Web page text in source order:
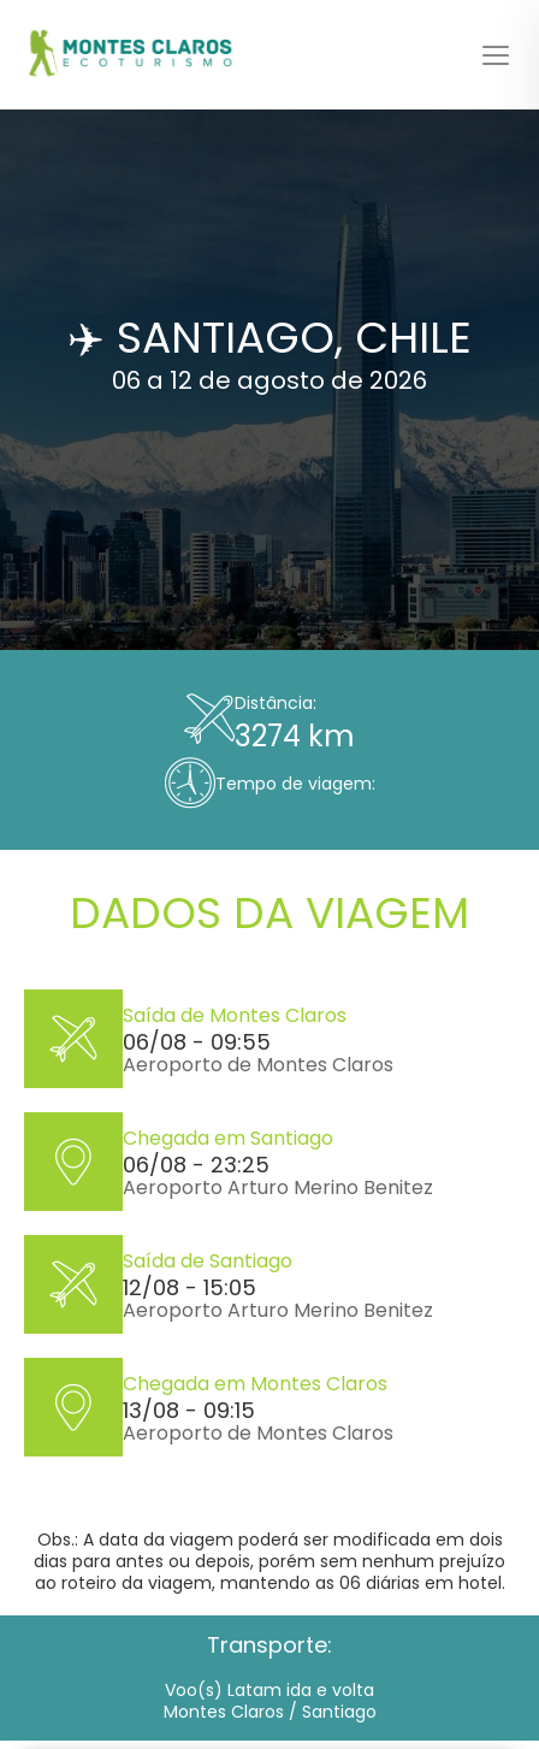
✈️ SANTIAGO, CHILE
06 a 12 de agosto de 2026
Distância:
3274 km
Tempo de viagem:
DADOS DA VIAGEM
Saída de Montes Claros
06/08 - 09:55
Aeroporto de Montes Claros
Chegada em Santiago
06/08 - 23:25
Aeroporto Arturo Merino Benitez
Saída de Santiago
12/08 - 15:05
Aeroporto Arturo Merino Benitez
Chegada em Montes Claros
13/08 - 09:15
Aeroporto de Montes Claros
Obs.: A data da viagem poderá ser modificada em dois
dias para antes ou depois, porém sem nenhum prejuízo
ao roteiro da viagem, mantendo as 06 diárias em hotel.
Transporte:
Voo(s) Latam ida e volta
Montes Claros / Santiago